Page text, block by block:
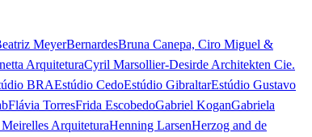
MeyerBernardesBruna Canepa, Ciro Miguel &
ArquiteturaCyril Marsollier-Desirde Architekten Cie.
BRAEstúdio CedoEstúdio GibraltarEstúdio Gustavo
Flávia TorresFrida EscobedoGabriel KoganGabriela
ArquiteturaHenning LarsenHerzog and de